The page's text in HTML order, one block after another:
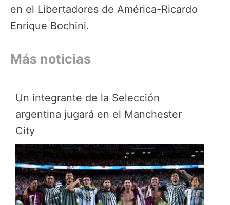
en el Libertadores de América-Ricardo
Enrique Bochini.
Más noticias
Un integrante de la Selección
argentina jugará en el Manchester
City